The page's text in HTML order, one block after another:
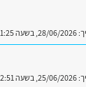
28/06/2026, בשעה 11:25
25/06/2026, בשעה 12:51